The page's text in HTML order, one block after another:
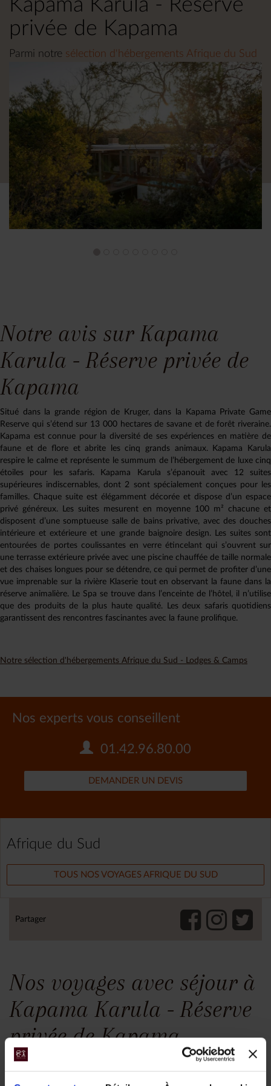
Kapama Karula - Réserve
privée de Kapama
Parmi notre sélection d'hébergements Afrique du Sud
Notre avis sur Kapama
Karula - Réserve privée de
Kapama
Situé dans la grande région de Kruger, dans la Kapama Private Game
Reserve qui s’étend sur 13 000 hectares de savane et de forêt riveraine.
Kapama est connue pour la diversité de ses expériences en matière de
faune et de flore et abrite les cinq grands animaux. Kapama Karula
respire le calme et représente le summum de l’hébergement de luxe cinq
étoiles pour les safaris. Kapama Karula s’épanouit avec 12 suites
supérieures indiscernables, dont 2 sont spécialement conçues pour les
familles. Chaque suite est élégamment décorée et dispose d’un espace
privé généreux. Les suites mesurent en moyenne 100 m² chacune et
disposent d’une somptueuse salle de bains privative, avec des douches
intérieure et extérieure et une grande baignoire design. Les suites sont
entourées de portes coulissantes en verre étincelant qui s’ouvrent sur
une terrasse extérieure privée avec une piscine chauffée de taille normale
et des chaises longues pour se détendre, ce qui permet de profiter d’une
vue imprenable sur la rivière Klaserie tout en observant la faune dans la
réserve animalière. Le Spa se trouve dans l’enceinte de l’hôtel, il n’utilise
que des produits de la plus haute qualité. Les deux safaris quotidiens
garantissent des rencontres fascinantes avec la faune prolifique.
Notre sélection d'hébergements Afrique du Sud - Lodges & Camps
Nos experts vous conseillent
01.42.96.80.00
DEMANDER UN DEVIS
Afrique du Sud
TOUS NOS VOYAGES AFRIQUE DU SUD
Partager
Nos voyages avec séjour à
Kapama Karula - Réserve
privée de Kapama